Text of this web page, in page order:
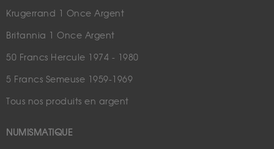
Krugerrand 1 Once Argent
Britannia 1 Once Argent
50 Francs Hercule 1974 - 1980
5 Francs Semeuse 1959-1969
Tous nos produits en argent
NUMISMATIQUE